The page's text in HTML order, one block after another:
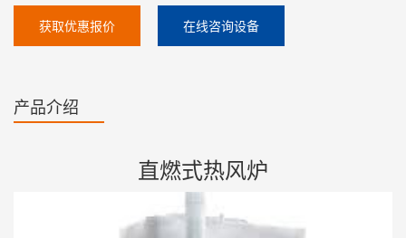
获取优惠报价 在线咨询设备
产品介绍
直燃式热风炉